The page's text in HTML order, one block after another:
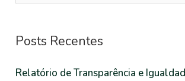
s
u
Posts Recentes
Relatório de Transparência e